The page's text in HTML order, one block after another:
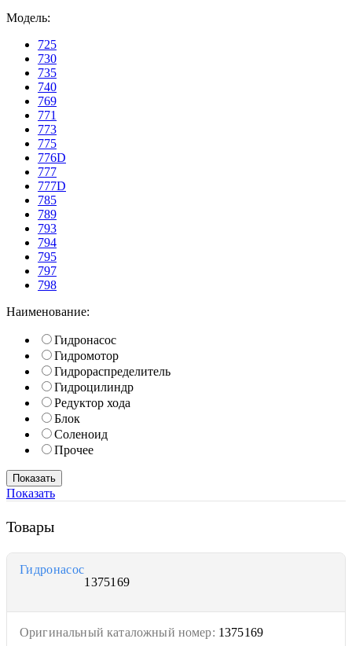
Модель:
725
730
735
740
769
771
773
775
776D
777
777D
785
789
793
794
795
797
798
Наименование:
Гидронасос
Гидромотор
Гидрораспределитель
Гидроцилиндр
Редуктор хода
Блок
Соленоид
Прочее
Показать
Товары
Гидронасос
1375169
Оригинальный каталожный номер: 1375169